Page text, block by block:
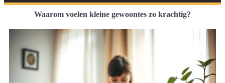
Waarom voelen kleine gewoontes zo krachtig?